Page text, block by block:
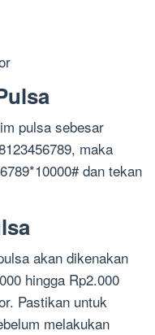
pulsa sebesar
maka
dan tekan
akan dikenakan
hingga Rp2.000
Pastikan untuk
melakukan